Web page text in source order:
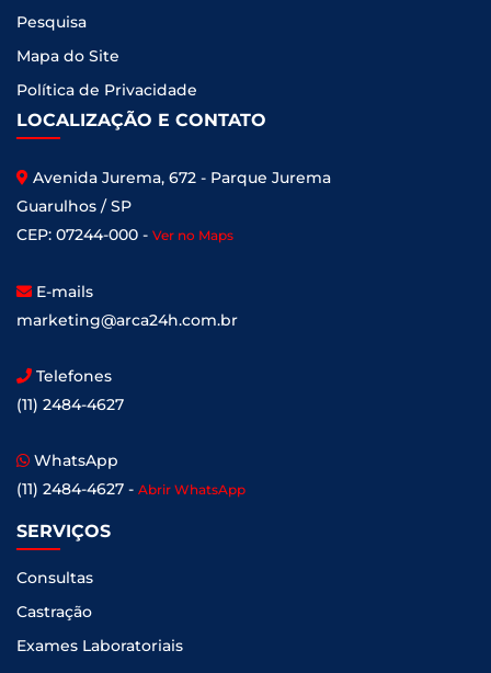
Pesquisa
Mapa do Site
Política de Privacidade
LOCALIZAÇÃO E CONTATO
Avenida Jurema, 672 - Parque Jurema
Guarulhos / SP
CEP: 07244-000 - Ver no Maps
E-mails
marketing@arca24h.com.br
Telefones
(11) 2484-4627
WhatsApp
(11) 2484-4627 - Abrir WhatsApp
SERVIÇOS
Consultas
Castração
Exames Laboratoriais